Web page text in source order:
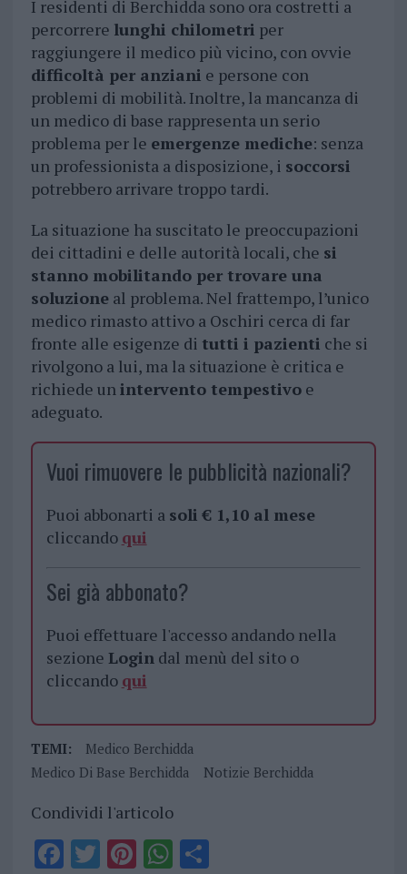
I residenti di Berchidda sono ora costretti a
percorrere lunghi chilometri per
raggiungere il medico più vicino, con ovvie
difficoltà per anziani e persone con
problemi di mobilità. Inoltre, la mancanza di
un medico di base rappresenta un serio
problema per le emergenze mediche: senza
un professionista a disposizione, i soccorsi
potrebbero arrivare troppo tardi.
La situazione ha suscitato le preoccupazioni
dei cittadini e delle autorità locali, che si
stanno mobilitando per trovare una
soluzioneal problema. Nel frattempo, l’unico
medico rimasto attivo a Oschiri cerca di far
fronte alle esigenze di tutti i pazienti che si
rivolgono a lui, ma la situazione è critica e
richiede unintervento tempestivoe
adeguato.
Vuoi rimuovere le pubblicità nazionali?
Puoi abbonarti a soli € 1,10 al mese
cliccando qui
Sei già abbonato?
Puoi effettuare l'accesso andando nella
sezione Logindal menù del sito o
cliccando qui
TEMI:
Medico Berchidda
Medico Di Base Berchidda
Notizie Berchidda
Condividi l'articolo
F T PiWS